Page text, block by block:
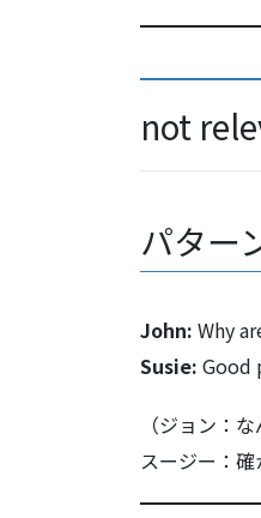
not
パター
John: Why
Susie: Good
（ジョン：
スージー：確